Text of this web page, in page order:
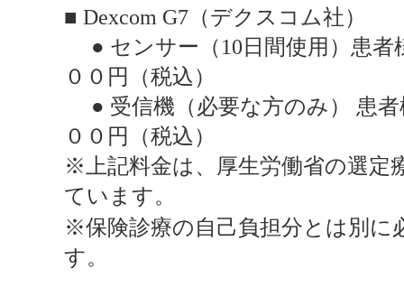
■ Dexcom G7 （デクスコム社）
● センサー（ 10 日間使用） 患者
００円（税込）
● 受信機（必要な方のみ） 患者
００円（税込）
※上記料金は、厚生労働省の選定
ています。
※保険診療の自己負担分とは別に
す。